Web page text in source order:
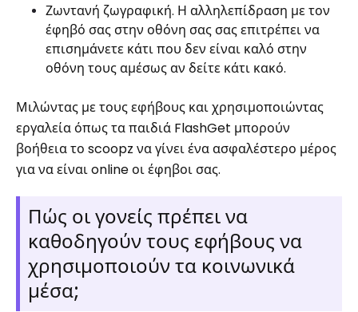
Ζωντανή ζωγραφική. Η αλληλεπίδραση με τον
έφηβό σας στην οθόνη σας σας επιτρέπει να
επισημάνετε κάτι που δεν είναι καλό στην
οθόνη τους αμέσως αν δείτε κάτι κακό.
Μιλώντας με τους εφήβους και χρησιμοποιώντας
εργαλεία όπως τα παιδιά FlashGet μπορούν
βοήθεια το scoopz να γίνει ένα ασφαλέστερο μέρος
για να είναι online οι έφηβοι σας.
Πώς οι γονείς πρέπει να
καθοδηγούν τους εφήβους να
χρησιμοποιούν τα κοινωνικά
μέσα;